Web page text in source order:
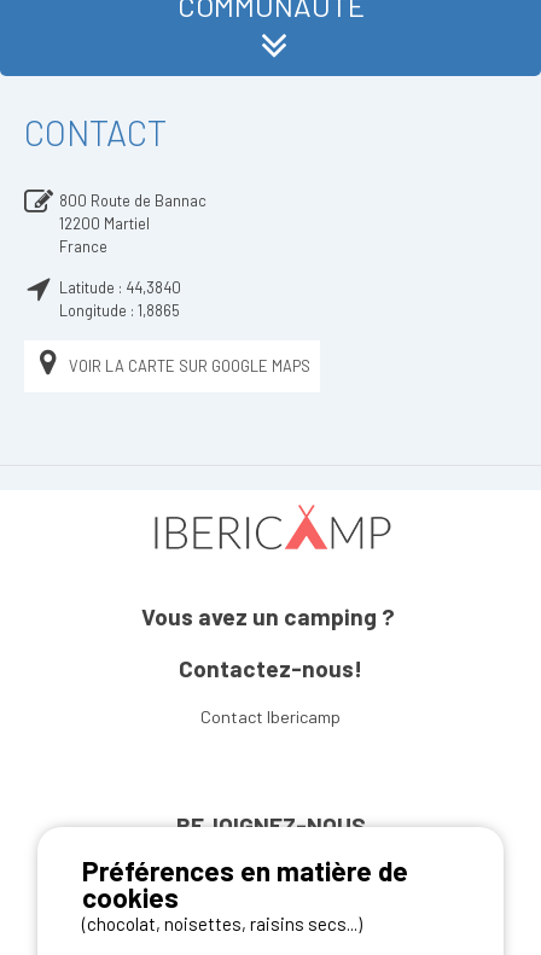
CONTACT
800 Route de Bannac
12200 Martiel
France
Latitude : 44,3840
Longitude : 1,8865
VOIR LA CARTE SUR GOOGLE MAPS
Vous avez un camping ?
Contactez-nous!
Contact Ibericamp
REJOIGNEZ-NOUS
Préférences en matière de
cookies
(chocolat, noisettes, raisins secs...)